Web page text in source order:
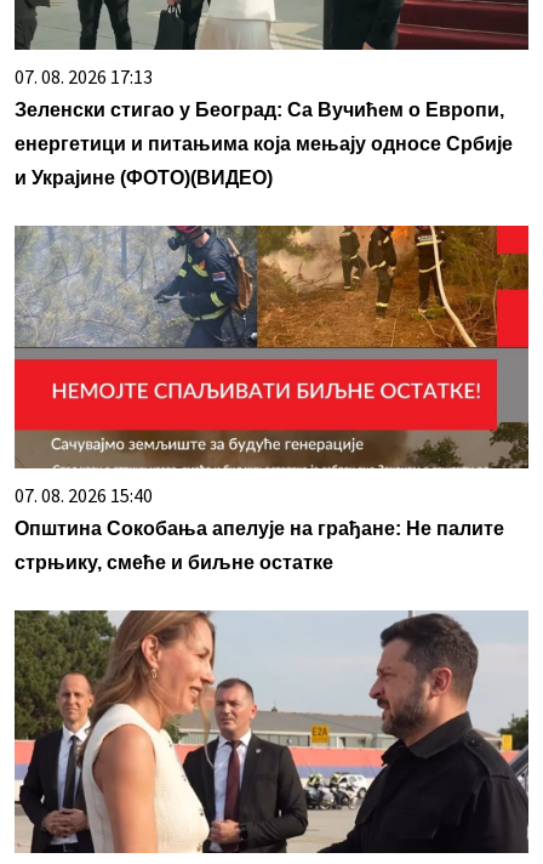
07. 08. 2026 17:13
Зеленски стигао у Београд: Са Вучићем о Европи,
енергетици и питањима која мењају односе Србије
и Украјине (ФОТО)(ВИДЕО)
07. 08. 2026 15:40
Општина Сокобања апелује на грађане: Не палите
стрњику, смеће и биљне остатке